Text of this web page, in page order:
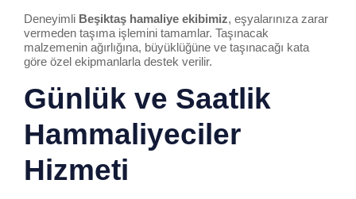
Deneyimli Beşiktaş hamaliye ekibimiz, eşyalarınıza zarar
vermeden taşıma işlemini tamamlar. Taşınacak
malzemenin ağırlığına, büyüklüğüne ve taşınacağı kata
göre özel ekipmanlarla destek verilir.
Günlük ve Saatlik
Hammal iyeciler
Hizmeti